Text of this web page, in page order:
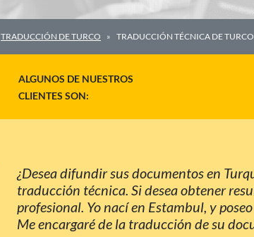
TRADUCCIÓN DE TURCO TRADUCCIÓN TÉCNICA DE TURCO
ALGUNOS DE NUESTROS
CLIENTES SON:
¿Desea difundir sus documentos en
traducción técnica. Si desea obtener
profesional. Yo nací en Estambul, y
Me encargaré de la traducción de su